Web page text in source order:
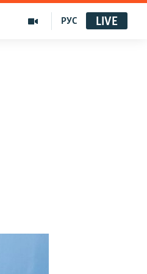
РУС LIVE